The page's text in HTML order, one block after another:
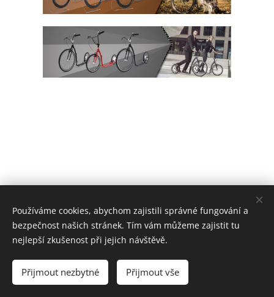
Cyklo na Sychrově | Všechna práva vyhrazena 2022
Vytvořeno službou Webnode
Používáme cookies, abychom zajistili správné fungování a
bezpečnost našich stránek. Tím vám můžeme zajistit tu
nejlepší zkušenost při jejich návštěvě.
Přijmout nezbytné Přijmout vše